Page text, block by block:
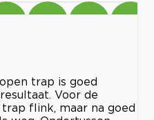
trap is goed
Voor de
flink, maar na goed